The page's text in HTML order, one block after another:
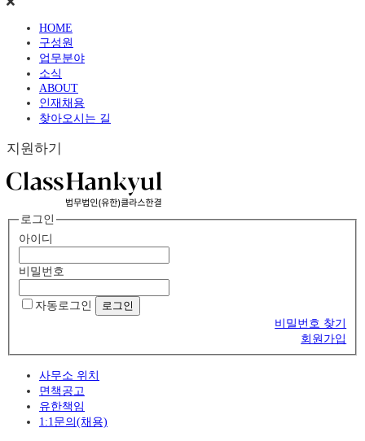
HOME
구성원
업무분야
소식
ABOUT
인재채용
찾아오시는 길
지원하기
로그인
아이디
비밀번호
자동로그인
비밀번호 찾기
회원가입
사무소 위치
면책공고
유한책임
1:1문의(채용)